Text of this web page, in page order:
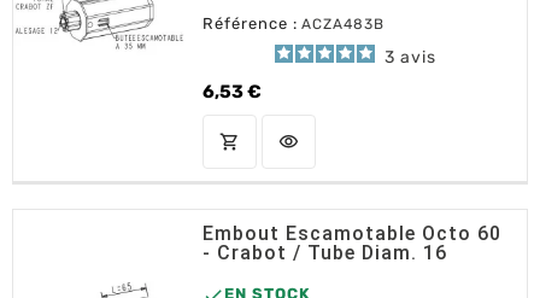
Référence : ACZA483B
3 avis
6,53 €
Prix
shopping_cart AJOUTER AU PANIER
visibility
Embout Escamotable Octo 60
- Crabot / Tube Diam. 16
EN STOCK